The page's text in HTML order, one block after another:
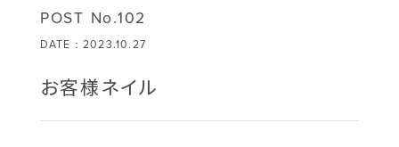
POST No.102
DATE：2023.10.27
お客様ネイル